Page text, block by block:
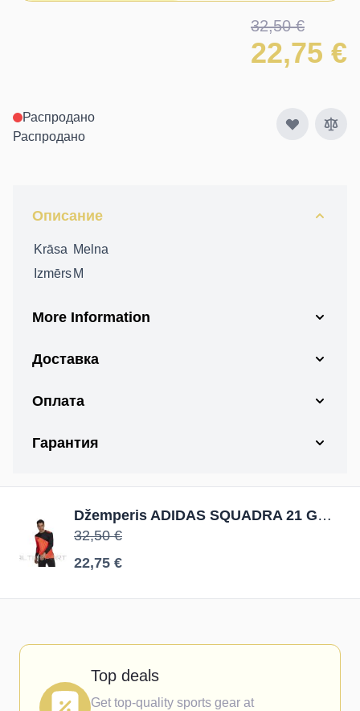
32,50 €
22,75 €
Распродано
Распродано
Описание
Krāsa Melna
Izmērs M
More Information
Доставка
Оплата
Гарантия
Džemperis ADIDAS SQUADRA 21 GK JSY GK9805 / Melna / M
32,50 €
22,75 €
Top deals
Get top-quality sports gear at